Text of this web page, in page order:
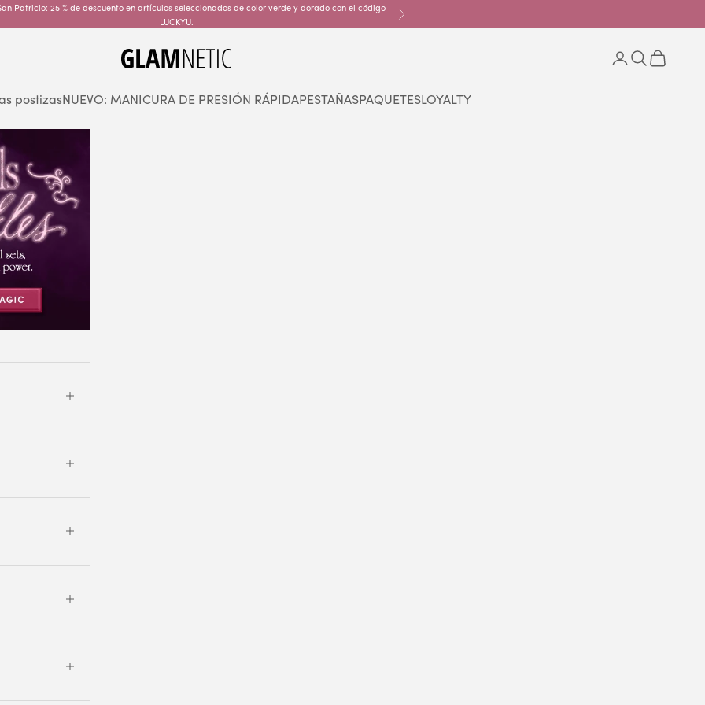
Patricio: 25 % de descuento en artículos seleccionados de color verde y dorado con el código
LUCKYU.
Siguiente
glamnetic
postizasNUEVO: MANICURA DE PRESIÓN RÁPIDAPESTAÑASPAQUETESLOYALTY
Iniciar sesión
Buscar
Cesta